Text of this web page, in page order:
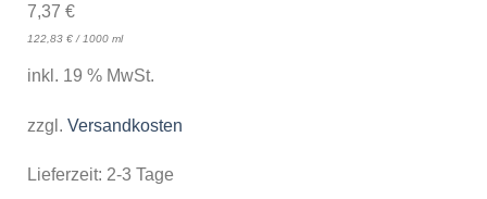
7,37 €
122,83 €/ 1000 ml
inkl. 19 % MwSt.
zzgl. Versandkosten
Lieferzeit: 2-3 Tage